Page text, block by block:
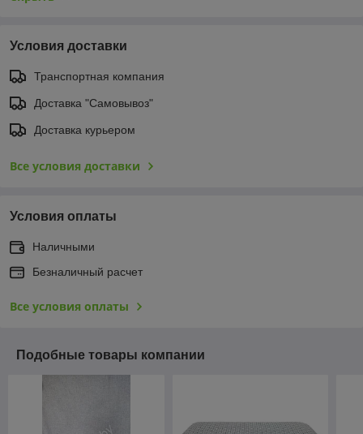
Условия доставки
Транспортная компания
Доставка "Самовывоз"
Доставка курьером
Все условия доставки
Условия оплаты
Наличными
Безналичный расчет
Все условия оплаты
Подобные товары компании